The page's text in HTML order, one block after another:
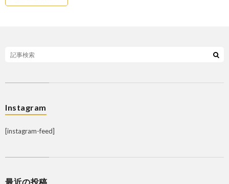
Instagram
[instagram-feed]
最近の投稿